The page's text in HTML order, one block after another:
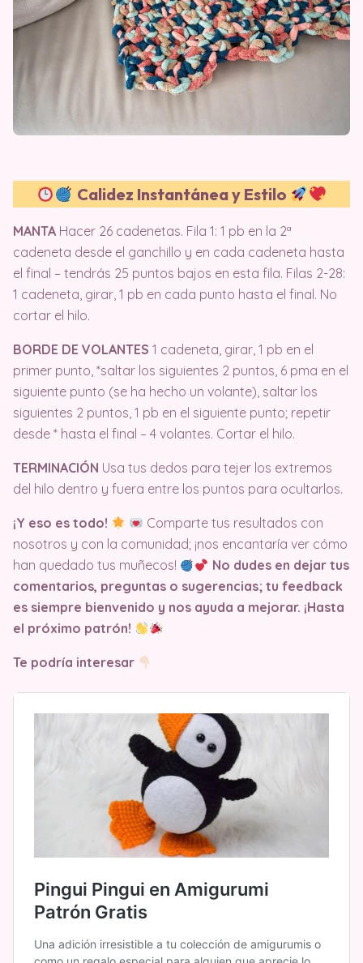
Calidez Instantánea y Estilo
MANTA Hacer 26 cadenetas. Fila 1: 1 pb en la 2ª
cadeneta desde el ganchillo y en cada cadeneta hasta
el final – tendrás 25 puntos bajos en esta fila. Filas 2-28:
1 cadeneta, girar, 1 pb en cada punto hasta el final. No
cortar el hilo.
BORDE DE VOLANTES 1 cadeneta, girar, 1 pb en el
primer punto, *saltar los siguientes 2 puntos, 6 pma en el
siguiente punto (se ha hecho un volante), saltar los
siguientes 2 puntos, 1 pb en el siguiente punto; repetir
desde * hasta el final – 4 volantes. Cortar el hilo.
TERMINACIÓN Usa tus dedos para tejer los extremos
del hilo dentro y fuera entre los puntos para ocultarlos.
¡Y eso es todo!
Comparte tus resultados con
nosotros y con la comunidad; ¡nos encantaría ver cómo
han quedado tus muñecos!
No dudes en dejar tus
comentarios, preguntas o sugerencias; tu feedback
es siempre bienvenido y nos ayuda a mejorar. ¡Hasta
el próximo patrón!
Te podría interesar